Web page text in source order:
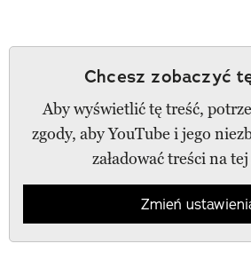
Chcesz zobaczyć
Aby wyświetlić tę treść,
zgody, aby YouTube i jego
załadować treści na
Zmień